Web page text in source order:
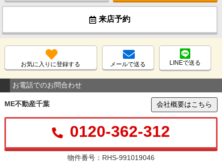
来店予約
お気に入りに登録する メールで送る LINEで送る
お電話でのお問合わせ
ME不動産千葉 会社概要はこちら
0120-362-312
物件番号：RHS-991019046